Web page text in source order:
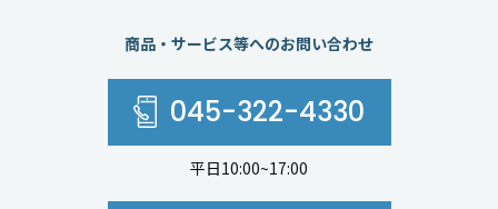
商品・サービス等へのお問い合わせ
045-322-4330
平日10:00~17:00